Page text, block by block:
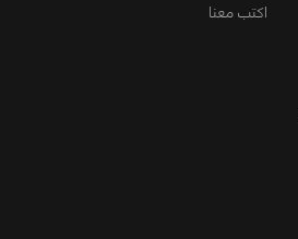
اكتب معنا